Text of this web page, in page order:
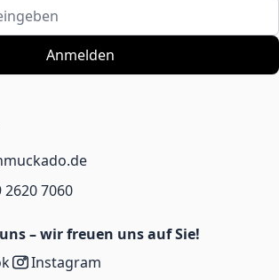
Anmelden
2620 7060
– wir freuen uns auf Sie!
Instagram